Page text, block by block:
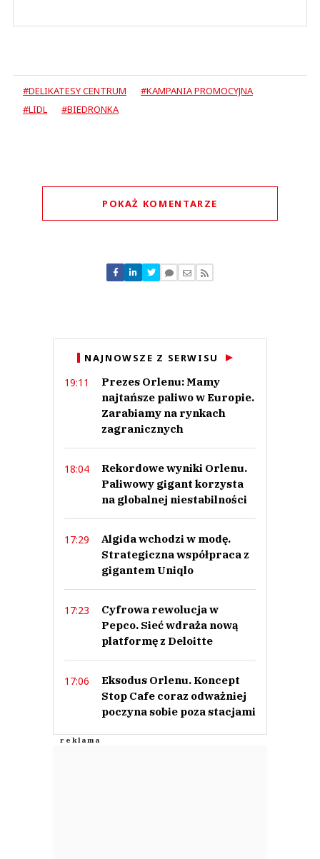
#DELIKATESY CENTRUM
#KAMPANIA PROMOCYJNA
#LIDL
#BIEDRONKA
POKAŻ KOMENTARZE
This comment was minimized by the moderator on the site
Stolarz zawsze opowiada niestworzone historie. Ten skan karty Biedronki
i Lidla nie daje cen tych sieci tylko dostęp cen promocyjnych Delikatesów
które są znacząco wyższe od cen Biedronki i Lidla. Słabe to.
Biedronka
Odpowiedz
hehe
11.04.2024 / 12:04
100 tysiecy klientów, a Biedronka ma 18 milionów kart...
hehe
Odpowiedz
Nie znaleziono komentarzy
NAJNOWSZE Z SERWISU
19:11
Prezes Orlenu: Mamy
najtańsze paliwo w Europie.
Zarabiamy na rynkach
zagranicznych
18:04
Rekordowe wyniki Orlenu.
Paliwowy gigant korzysta
na globalnej niestabilności
17:29
Algida wchodzi w modę.
Strategiczna współpraca z
gigantem Uniqlo
17:23
Cyfrowa rewolucja w
Pepco. Sieć wdraża nową
platformę z Deloitte
17:06
Eksodus Orlenu. Koncept
Stop Cafe coraz odważniej
poczyna sobie poza stacjami